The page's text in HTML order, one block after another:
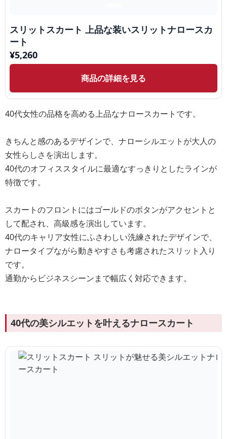
スリットスカート 上品な装いスリットナロースカ
ート
¥5,260
商品の詳細を見る
40代女性の品格を高める上品なナロースカートです。
きちんと感のあるデザインで、ナローシルエットが大人の
女性らしさを演出します。
40代のオフィススタイルに最適なすっきりとしたラインが
特徴です。
スカートのフロントにはゴールドのボタンがアクセントと
して配され、高級感を演出しています。
40代のキャリア女性にふさわしい洗練されたデザインで、
ナロータイプながら動きやすさも考慮されたスリット入り
です。
通勤からビジネスシーンまで幅広く対応できます。
40代の美シルエットを叶えるナロースカート